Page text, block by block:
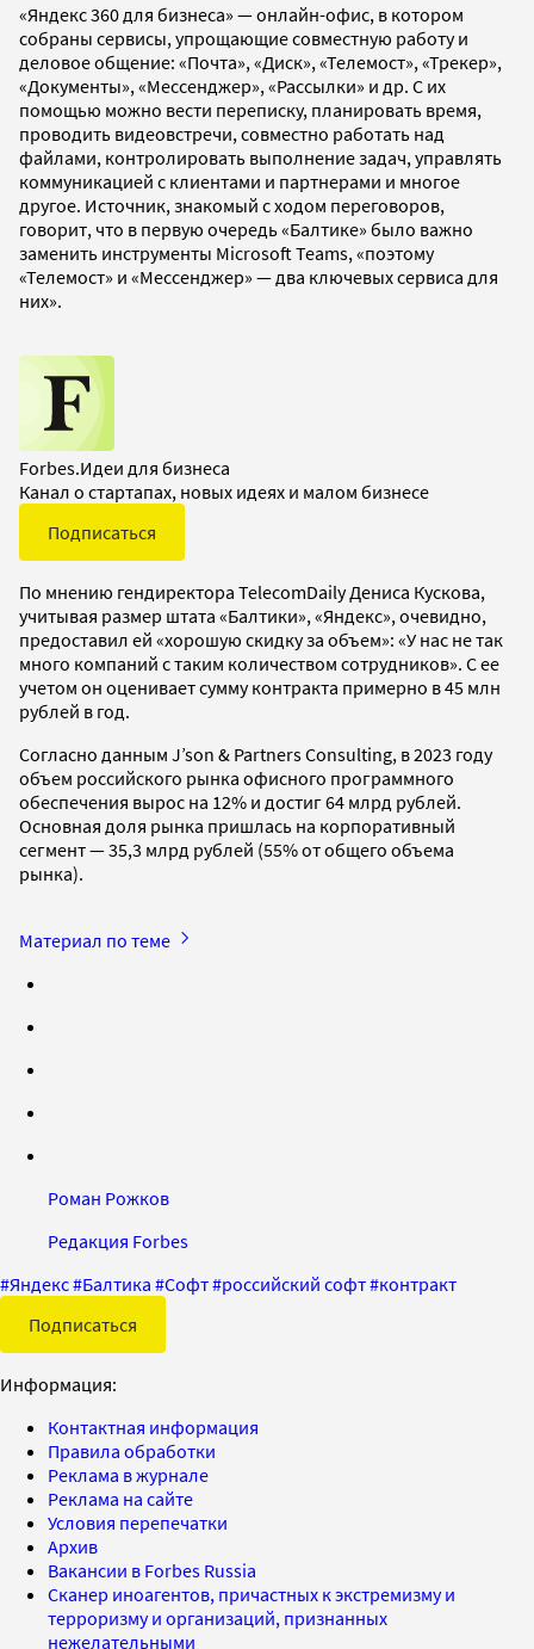
«Яндекс 360 для бизнеса» — онлайн-офис, в котором
собраны сервисы, упрощающие совместную работу и
деловое общение: «Почта», «Диск», «Телемост», «Трекер»,
«Документы», «Мессенджер», «Рассылки» и др. С их
помощью можно вести переписку, планировать время,
проводить видеовстречи, совместно работать над
файлами, контролировать выполнение задач, управлять
коммуникацией с клиентами и партнерами и многое
другое. Источник, знакомый с ходом переговоров,
говорит, что в первую очередь «Балтике» было важно
заменить инструменты Microsoft Teams, «поэтому
«Телемост» и «Мессенджер» — два ключевых сервиса для
них».
Forbes.Идеи для бизнеса
Канал о стартапах, новых идеях и малом бизнесе
Подписаться
По мнению гендиректора TelecomDaily Дениса Кускова,
учитывая размер штата «Балтики», «Яндекс», очевидно,
предоставил ей «хорошую скидку за объем»: «У нас не так
много компаний с таким количеством сотрудников». С ее
учетом он оценивает сумму контракта примерно в 45 млн
рублей в год.
Согласно данным J’son & Partners Consulting, в 2023 году
объем российского рынка офисного программного
обеспечения вырос на 12% и достиг 64 млрд рублей.
Основная доля рынка пришлась на корпоративный
сегмент — 35,3 млрд рублей (55% от общего объема
рынка).
Материал по теме
Роман Рожков
Редакция Forbes
#Яндекс#Балтика #Софт#российский софт#контракт
Подписаться
Информация:
Контактная информация
Правила обработки
Реклама в журнале
Реклама на сайте
Условия перепечатки
Архив
Вакансии в Forbes Russia
Сканер иноагентов, причастных к экстремизму и
терроризму и организаций, признанных
нежелательными